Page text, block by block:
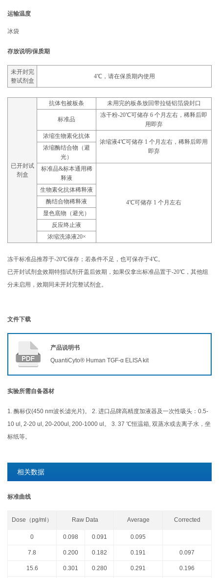
运输温度
冰袋
存放说明/保质期
未开封完
整试剂盒
4℃，请在保质期内使用
已开封试
剂盒
抗体包被板条 未用完的板条放回带拉链铝箔袋封口
标准品
冻干粉-20℃可储存 6 个月左右，稀释后即
用即弃
浓缩生物素化抗体
浓缩液4℃可储存 1 个月左右，稀释后即用
即弃
浓缩酶结合物（避
光）
标准品&标本通用稀
释液
4℃可储存 1 个月左右
生物素化抗体稀释液
酶结合物稀释液
显色底物（避光）
反应终止液
浓缩洗涤液20×
冻干标准品推荐于-20℃保存；若条件不足，也可保存于4℃。
已开封试剂盒效期特指试剂开盖后效期，如果仅拿出标准品置于-20℃，其他组
分未启用，效期同未开封完整试剂盒。
文件下载
产品说明书
QuantiCyto® Human TGF-α ELISA kit
实验所需自备器材
1. 酶标仪(450 nm波长滤光片)。 2. 进口品牌高精度加液器及一次性吸头：0.5-
10 ul, 2-20 ul, 20-200ul, 200-1000 ul。 3. 37 ℃恒温箱, 双蒸水或去离子水，坐
标纸等。
相关数据
标准曲线
Dose（pg/ml） Raw Data Average Corrected
0 0.098 0.091 0.095
7.8 0.200 0.182 0.191 0.097
15.6 0.301 0.280 0.291 0.196